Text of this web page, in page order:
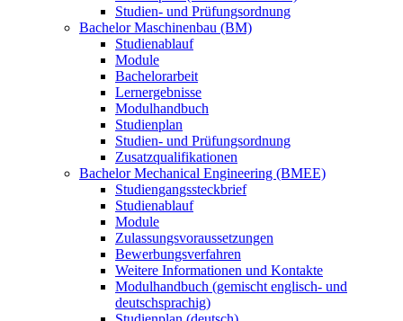
Studien- und Prüfungsordnung
Bachelor Maschinenbau (BM)
Studienablauf
Module
Bachelorarbeit
Lernergebnisse
Modulhandbuch
Studienplan
Studien- und Prüfungsordnung
Zusatzqualifikationen
Bachelor Mechanical Engineering (BMEE)
Studiengangssteckbrief
Studienablauf
Module
Zulassungsvoraussetzungen
Bewerbungsverfahren
Weitere Informationen und Kontakte
Modulhandbuch (gemischt englisch- und
deutschsprachig)